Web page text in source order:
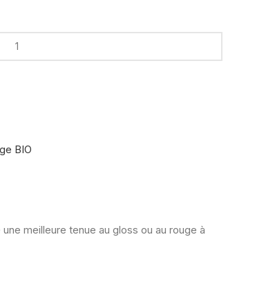
BIO
meilleure tenue au gloss ou au rouge à